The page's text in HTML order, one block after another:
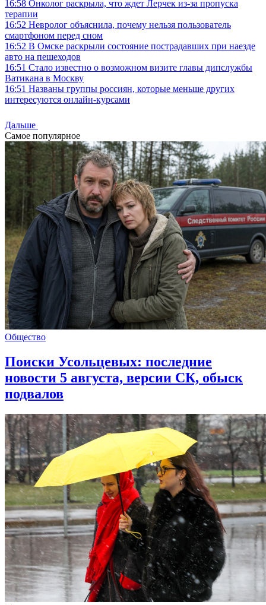
16:58 Онколог раскрыла, что ждет Лерчек из-за пропуска
терапии
16:52 Невролог объяснила, почему нельзя пользователь
смартфоном перед сном
16:52 В Омске раскрыли состояние пострадавших при наезде
авто на пешеходов
16:51 Стало известно о возможном визите главы дипслужбы
Ватикана в Москву
16:51 Названы группы россиян, которые меньше других
интересуются онлайн-курсами
Дальше
Самое популярное
Общество
Поиски Усольцевых: последние
новости 5 августа, версии СК, обыск
подвалов